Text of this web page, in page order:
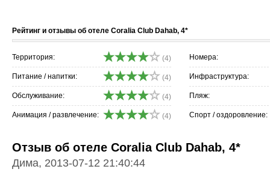
Рейтинг и отзывы об отеле Coralia Club Dahab, 4*
Территория: (4) Номера:
Питание / напитки: (4) Инфраструктура:
Обслуживание: (4) Пляж:
Анимация / развлечение: (4) Спорт / оздоровление:
Отзыв об отеле Coralia Club Dahab, 4*
Дима, 2013-07-12 21:40:44